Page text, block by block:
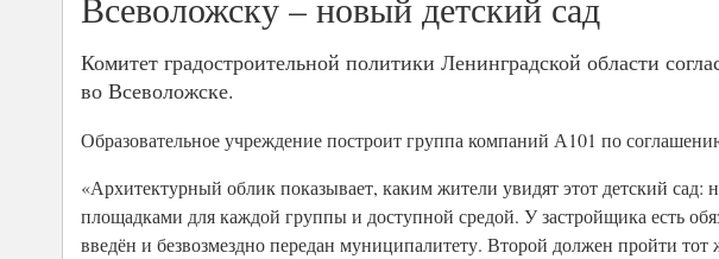
Комитет градостроительной политики Ленинградской области
во Всеволожске.
Образовательное учреждение построит группа компаний А101 по
«Архитектурный облик показывает, каким жители увидят этот детский
площадками для каждой группы и доступной средой. У застройщика есть
введён и безвозмездно передан муниципалитету. Второй должен пройти